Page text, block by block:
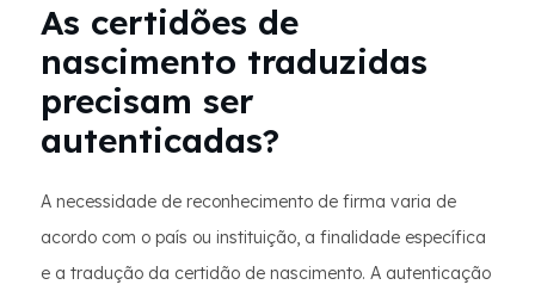
As certidões de
nascimento traduzidas
precisam ser
autenticadas?
A necessidade de reconhecimento de firma varia de
acordo com o país ou instituição, a finalidade específica
e a tradução da certidão de nascimento. A autenticação